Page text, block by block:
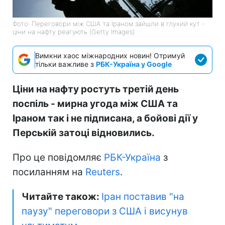
Фото: Переговори між США та Іраном зайшли в глухий кут -
ціни на нафту реагують (Getty Images)
Вимкни хаос міжнародних новин! Отримуй
тільки важливе з РБК-Україна у Google
Ціни на нафту ростуть третій день
поспіль - мирна угода між США та
Іраном так і не підписана, а бойові дії у
Перській затоці відновились.
Про це повідомляє РБК-Україна з
посиланням на Reuters.
Читайте також: Іран поставив "на
паузу" переговори з США і висунув